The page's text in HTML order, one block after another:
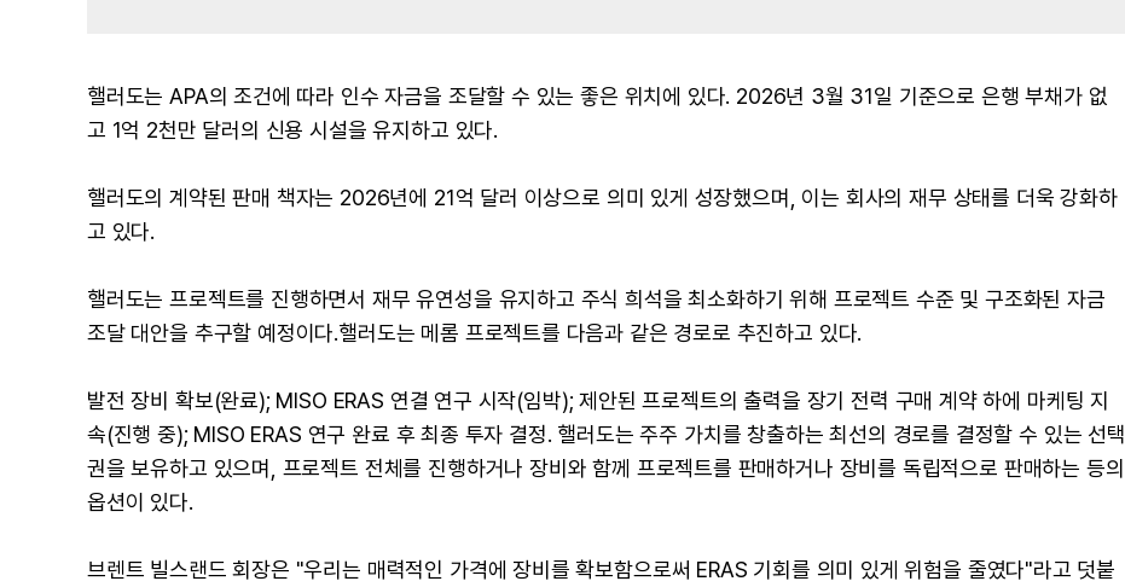
핼러도는 APA의 조건에 따라 인수 자금을 조달할 수 있는 좋은 위치에 있다. 2026년 3월 31일 기준으로 은행 부채가 없
고 1억 2천만 달러의 신용 시설을 유지하고 있다.
핼러도의 계약된 판매 책자는 2026년에 21억 달러 이상으로 의미 있게 성장했으며, 이는 회사의 재무 상태를 더욱 강화하
고 있다.
핼러도는 프로젝트를 진행하면서 재무 유연성을 유지하고 주식 희석을 최소화하기 위해 프로젝트 수준 및 구조화된 자금
조달 대안을 추구할 예정이다.핼러도는 메롬 프로젝트를 다음과 같은 경로로 추진하고 있다.
발전 장비 확보(완료); MISO ERAS 연결 연구 시작(임박); 제안된 프로젝트의 출력을 장기 전력 구매 계약 하에 마케팅 지
속(진행 중); MISO ERAS 연구 완료 후 최종 투자 결정. 핼러도는 주주 가치를 창출하는 최선의 경로를 결정할 수 있는 선택
권을 보유하고 있으며, 프로젝트 전체를 진행하거나 장비와 함께 프로젝트를 판매하거나 장비를 독립적으로 판매하는 등의
옵션이 있다.
브렌트 빌스랜드 회장은 "우리는 매력적인 가격에 장비를 확보함으로써 ERAS 기회를 의미 있게 위험을 줄였다"라고 덧붙